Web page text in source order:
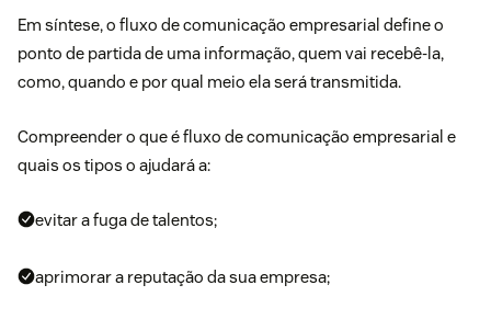
Em síntese, o fluxo de comunicação empresarial define o
ponto de partida de uma informação, quem vai recebê-la,
como, quando e por qual meio ela será transmitida.
Compreender o que é fluxo de comunicação empresarial e
quais os tipos o ajudará a:
evitar a fuga de talentos;
aprimorar a reputação da sua empresa;